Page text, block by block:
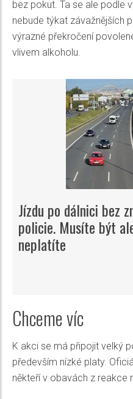
bez pokut. Ta se ale podle
nebude týkat závažnějších
výrazné překročení
vlivem alkoholu.
Jízdu po dálnici bez
policie. Musíte být
neplatíte
Chceme víc
K akci se má připojit velký
především nízké platy.
někteří v obavách z reakce